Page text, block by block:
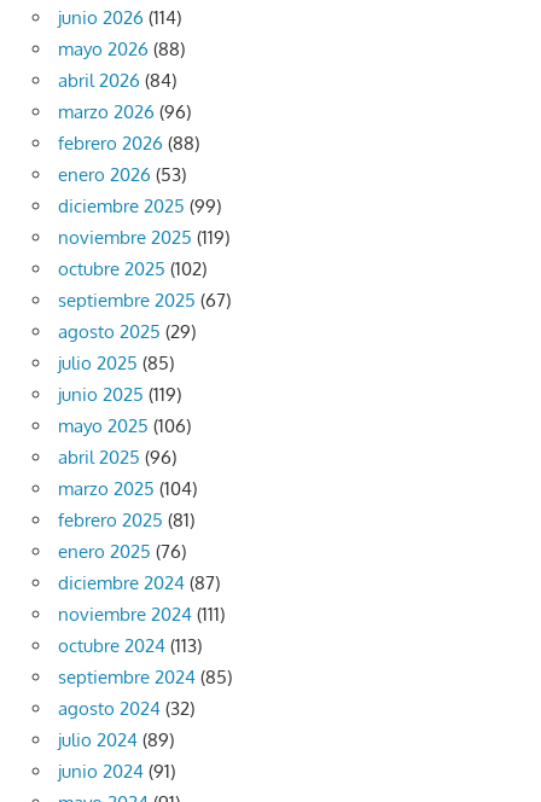
junio 2026 (114)
mayo 2026 (88)
abril 2026 (84)
marzo 2026 (96)
febrero 2026 (88)
enero 2026 (53)
diciembre 2025 (99)
noviembre 2025 (119)
octubre 2025 (102)
septiembre 2025 (67)
agosto 2025 (29)
julio 2025 (85)
junio 2025 (119)
mayo 2025 (106)
abril 2025 (96)
marzo 2025 (104)
febrero 2025 (81)
enero 2025 (76)
diciembre 2024 (87)
noviembre 2024 (111)
octubre 2024 (113)
septiembre 2024 (85)
agosto 2024 (32)
julio 2024 (89)
junio 2024 (91)